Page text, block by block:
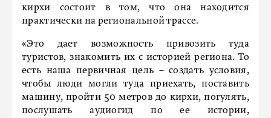
кирхи состоит в том, что она находится
практически на региональной трассе.
«Это дает возможность привозить туда
туристов, знакомить их с историей региона. То
есть наша первичная цель – создать условия,
чтобы люди могли туда приехать, поставить
машину, пройти 50 метров до кирхи, погулять,
послушать аудиогид по ее истории,